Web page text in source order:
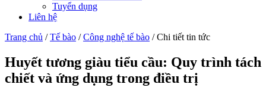
Tuyển dụng
Liên hệ
Trang chủ /Tế bào /Công nghệ tế bào /Chi tiết tin tức
Huyết tương giàu tiểu cầu: Quy trình tách
chiết và ứng dụng trong điều trị